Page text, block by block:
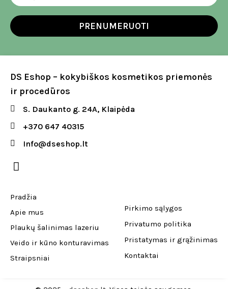
PRENUMERUOTI
DS Eshop – kokybiškos kosmetikos priemonės
ir procedūros
S. Daukanto g. 24A, Klaipėda
+370 647 40315
Info@dseshop.lt
Pradžia
Apie mus
Plaukų šalinimas lazeriu
Veido ir kūno konturavimas
Straipsniai
Pirkimo sąlygos
Privatumo politika
Pristatymas ir grąžinimas
Kontaktai